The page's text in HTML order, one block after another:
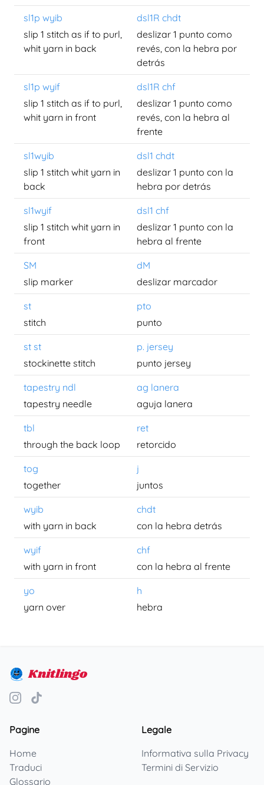
sl1p wyib
dsl1R chdt
slip 1 stitch as if to purl,
whit yarn in back
deslizar 1 punto como
revés, con la hebra por
detrás
sl1p wyif
dsl1R chf
slip 1 stitch as if to purl,
whit yarn in front
deslizar 1 punto como
revés, con la hebra al
frente
sl1wyib
dsl1 chdt
slip 1 stitch whit yarn in
back
deslizar 1 punto con la
hebra por detrás
sl1wyif
dsl1 chf
slip 1 stitch whit yarn in
front
deslizar 1 punto con la
hebra al frente
SM
dM
slip marker
deslizar marcador
st
pto
stitch
punto
st st
p. jersey
stockinette stitch
punto jersey
tapestry ndl
ag lanera
tapestry needle
aguja lanera
tbl
ret
through the back loop
retorcido
tog
j
together
juntos
wyib
chdt
with yarn in back
con la hebra detrás
wyif
chf
with yarn in front
con la hebra al frente
yo
h
yarn over
hebra
Knitlingo
Pagine
Home
Traduci
Glossario
Legale
Informativa sulla Privacy
Termini di Servizio